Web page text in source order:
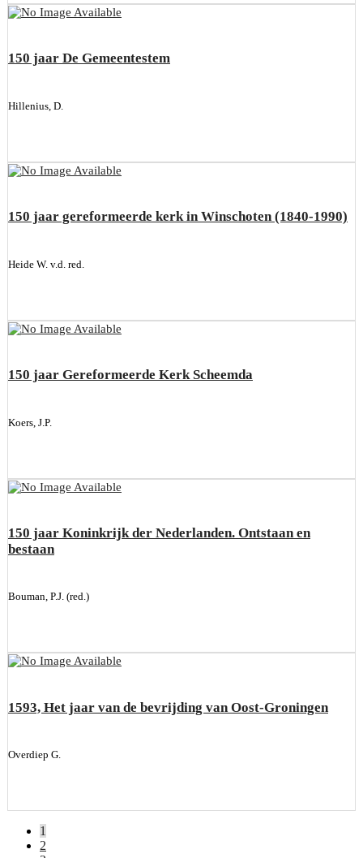
150 jaar De Gemeentestem
Hillenius, D.
150 jaar gereformeerde kerk in Winschoten (1840-1990)
Heide W. v.d. red.
150 jaar Gereformeerde Kerk Scheemda
Koers, J.P.
150 jaar Koninkrijk der Nederlanden. Ontstaan en
bestaan
Bouman, P.J. (red.)
1593, Het jaar van de bevrijding van Oost-Groningen
Overdiep G.
1
2